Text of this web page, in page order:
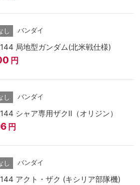
し バンダイ
局地型ガンダム(北米戦仕様)
円
し バンダイ
シャア専用ザクII（オリジン）
円
し バンダイ
アクト・ザク (キシリア部隊機)